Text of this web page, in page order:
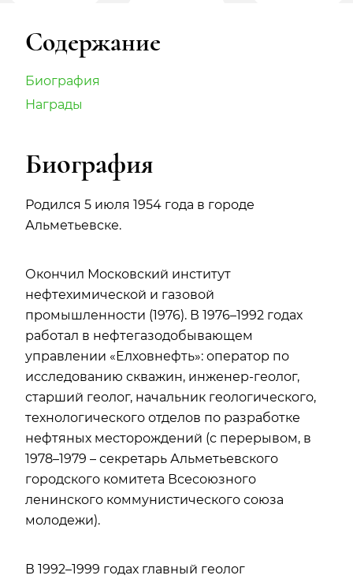
Содержание
Биография
Награды
Биография
Родился 5 июля 1954 года в городе
Альметьевске.
Окончил Московский институт
нефтехимической и газовой
промышленности (1976). В 1976–1992 годах
работал в нефтегазодобывающем
управлении «Елховнефть»: оператор по
исследованию скважин, инженер-геолог,
старший геолог, начальник геологического,
технологического отделов по разработке
нефтяных месторождений (с перерывом, в
1978–1979 – секретарь Альметьевского
городского комитета Всесоюзного
ленинского коммунистического союза
молодежи).
В 1992–1999 годах главный геолог